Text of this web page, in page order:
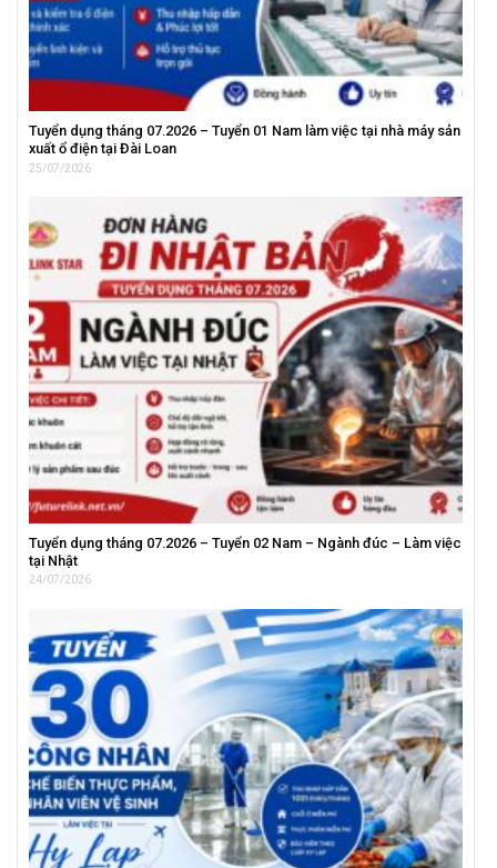
Tuyển dụng tháng 07.2026 – Tuyển 01 Nam làm việc tại nhà máy sản
xuất ổ điện tại Đài Loan
25/07/2026
Tuyển dụng tháng 07.2026 – Tuyển 02 Nam – Ngành đúc – Làm việc
tại Nhật
24/07/2026